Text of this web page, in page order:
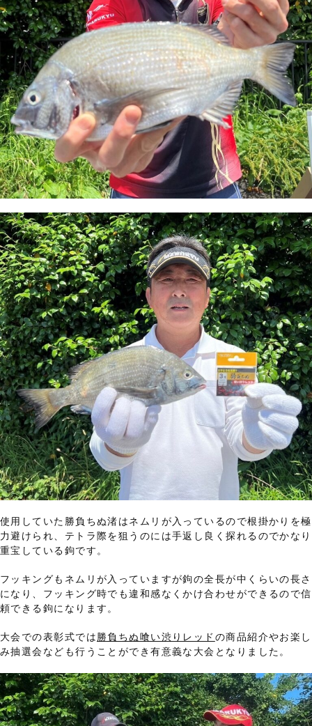
使用していた勝負ちぬ渚はネムリが入っているので根掛かりを極
力避けられ、テトラ際を狙うのには手返し良く探れるのでかなり
重宝している鉤です。
フッキングもネムリが入っていますが鉤の全長が中くらいの長さ
になり、フッキング時でも違和感なくかけ合わせができるので信
頼できる鉤になります。
大会での表彰式では 勝負ちぬ喰い渋りレッド の商品紹介やお楽し
み抽選会なども行うことができ有意義な大会となりました。